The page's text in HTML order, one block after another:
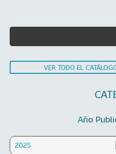
VER TODO EL
Año
2025